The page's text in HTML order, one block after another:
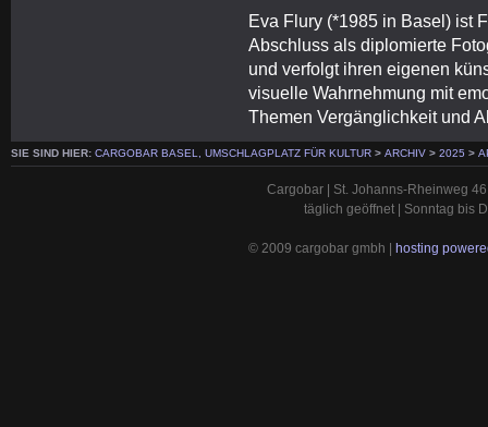
Eva Flury (*1985 in Basel) ist
Abschluss als diplomierte
und verfolgt ihren eigenen
visuelle Wahrnehmung mit
Themen Vergänglichkeit und
SIE SIND HIER: CARGOBAR BASEL, UMSCHLAGPLATZ FÜR KULTUR > ARCHIV > 2025 >
Cargobar | St. Johanns-Rheinweg
täglich geöffnet | Sonntag bis
© 2009 cargobar gmbh | hosting